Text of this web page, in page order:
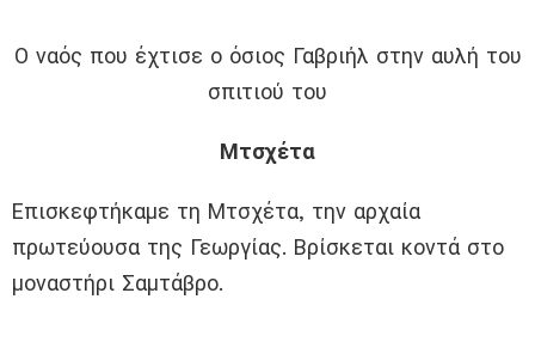
Ο ναός που έχτισε ο όσιος Γαβριήλ στην αυλή του
σπιτιού του
Μτσχέτα
Επισκεφτήκαμε τη Μτσχέτα, την αρχαία
πρωτεύουσα της Γεωργίας. Βρίσκεται κοντά στο
μοναστήρι Σαμτάβρο.